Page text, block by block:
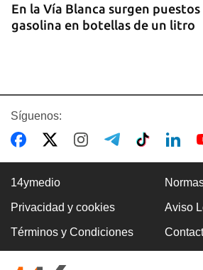
En la Vía Blanca surgen
gasolina en botellas de un litro
Premio Literario Lourdes Gil
Síguenos:
14ymedio
Privacidad y cookies Aviso
Términos y Condiciones